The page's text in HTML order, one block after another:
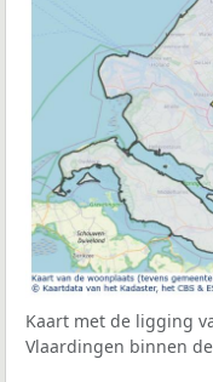
Kaart met de ligging
Vlaardingen binnen